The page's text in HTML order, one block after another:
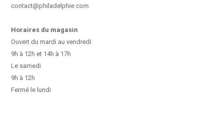
contact@philadelphie.com
Horaires du magasin
Ouvert du mardi au vendredi
9h à 12h et 14h à 17h
Le samedi
9h à 12h
Fermé le lundi